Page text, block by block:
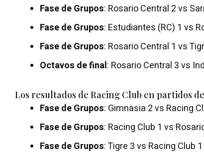
Fase de Grupos: Rosario Central 2 vs
Fase de Grupos: Estudiantes (RC) 1 vs
Fase de Grupos: Rosario Central 1 vs
Octavos de final: Rosario Central 3 vs
Los resultados de Racing Club en partidos
Fase de Grupos: Gimnasia 2 vs Racing
Fase de Grupos: Racing Club 1 vs
Fase de Grupos: Tigre 3 vs Racing Club